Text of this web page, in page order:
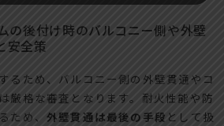
の後付け時のバルコニー側や外壁
安全策
るため、バルコニー側の外壁貫通やコ
厳格な審査となります。耐火性能や防
ため、 外壁貫通は最後の手段 として扱